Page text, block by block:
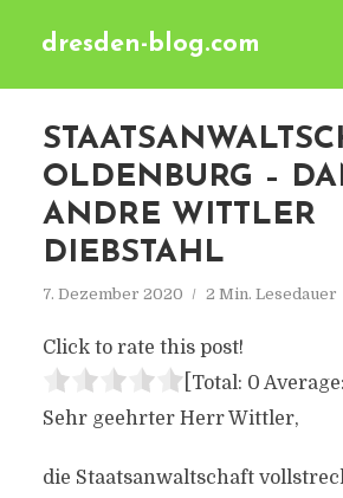
dresden-blog.com
OLDENBURG –
ANDRE WITTLER
DIEBSTAHL
7. Dezember 2020 2 Min. Lesedauer
Click to rate this post!
[Total: 0 Average:
Sehr geehrter Herr Wittler,
die Staatsanwaltschaft